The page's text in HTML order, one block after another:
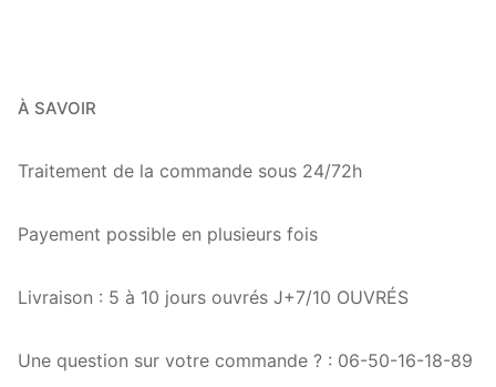
À SAVOIR
Traitement de la commande sous 24/72h
Payement possible en plusieurs fois
Livraison : 5 à 10 jours ouvrés J+7/10 OUVRÉS
Une question sur votre commande ? : 06-50-16-18-89